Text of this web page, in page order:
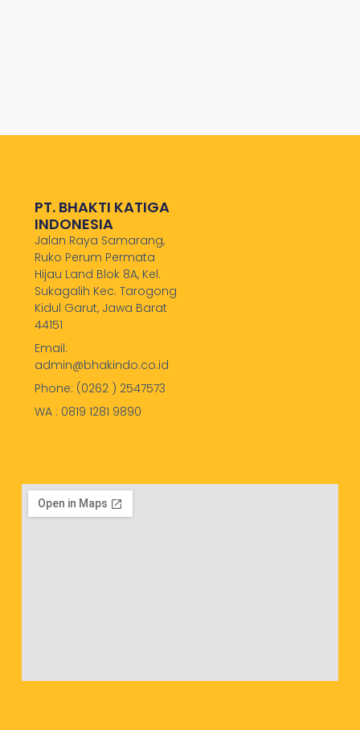
PT. BHAKTI KATIGA
INDONESIA
Jalan Raya Samarang,
Ruko Perum Permata
Hijau Land Blok 8A, Kel.
Sukagalih Kec. Tarogong
Kidul Garut, Jawa Barat
44151
Email:
admin@bhakindo.co.id
Phone: (0262 ) 2547573
WA : 0819 1281 9890